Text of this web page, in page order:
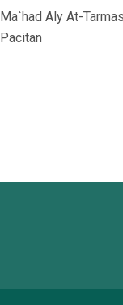
Ma`had Aly At-
Pacitan